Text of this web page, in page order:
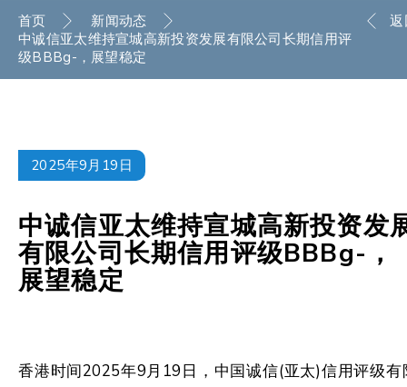
首页
新闻动态
中诚信亚太维持宣城高新投资发展有限公司长期信用评
级BBBg-，展望稳定
2025年9月19日
中诚信亚太维持宣城高新投资发
有限公司长期信用评级BBBg-，
展望稳定
香港时间2025年9月19日，中国诚信(亚太)信用评级有